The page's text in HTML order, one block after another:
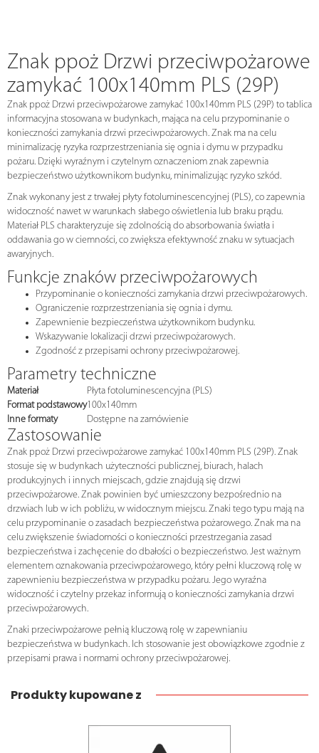
Znak ppoż Drzwi przeciwpożarowe
zamykać 100x140mm PLS (29P)
Znak ppoż Drzwi przeciwpożarowe zamykać 100x140mm PLS (29P) to tablica
informacyjna stosowana w budynkach, mająca na celu przypominanie o
konieczności zamykania drzwi przeciwpożarowych. Znak ma na celu
minimalizację ryzyka rozprzestrzeniania się ognia i dymu w przypadku
pożaru. Dzięki wyraźnym i czytelnym oznaczeniom znak zapewnia
bezpieczeństwo użytkownikom budynku, minimalizując ryzyko szkód.
Znak wykonany jest z trwałej płyty fotoluminescencyjnej (PLS), co zapewnia
widoczność nawet w warunkach słabego oświetlenia lub braku prądu.
Materiał PLS charakteryzuje się zdolnością do absorbowania światła i
oddawania go w ciemności, co zwiększa efektywność znaku w sytuacjach
awaryjnych.
Funkcje znaków przeciwpożarowych
Przypominanie o konieczności zamykania drzwi przeciwpożarowych.
Ograniczenie rozprzestrzeniania się ognia i dymu.
Zapewnienie bezpieczeństwa użytkownikom budynku.
Wskazywanie lokalizacji drzwi przeciwpożarowych.
Zgodność z przepisami ochrony przeciwpożarowej.
Parametry techniczne
Materiał
Płyta fotoluminescencyjna (PLS)
Format podstawowy100x140mm
Inne formaty
Dostępne na zamówienie
Zastosowanie
Znak ppoż Drzwi przeciwpożarowe zamykać 100x140mm PLS (29P). Znak
stosuje się w budynkach użyteczności publicznej, biurach, halach
produkcyjnych i innych miejscach, gdzie znajdują się drzwi
przeciwpożarowe. Znak powinien być umieszczony bezpośrednio na
drzwiach lub w ich pobliżu, w widocznym miejscu. Znaki tego typu mają na
celu przypominanie o zasadach bezpieczeństwa pożarowego. Znak ma na
celu zwiększenie świadomości o konieczności przestrzegania zasad
bezpieczeństwa i zachęcenie do dbałości o bezpieczeństwo. Jest ważnym
elementem oznakowania przeciwpożarowego, który pełni kluczową rolę w
zapewnieniu bezpieczeństwa w przypadku pożaru. Jego wyraźna
widoczność i czytelny przekaz informują o konieczności zamykania drzwi
przeciwpożarowych.
Znaki przeciwpożarowe pełnią kluczową rolę w zapewnianiu
bezpieczeństwa w budynkach. Ich stosowanie jest obowiązkowe zgodnie z
przepisami prawa i normami ochrony przeciwpożarowej.
Produkty kupowane z